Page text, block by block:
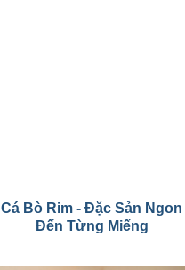
Cá Bò Rim - Đặc Sản Ngon
Đến Từng Miếng